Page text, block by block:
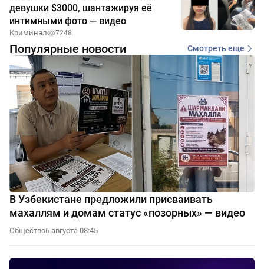
девушки $3000, шантажируя её
интимными фото — видео
Криминал 7248
Популярные новости Смотреть еще
В Узбекистане предложили присваивать
махаллям и домам статус «позорных» — видео
Общество6 августа 08:45